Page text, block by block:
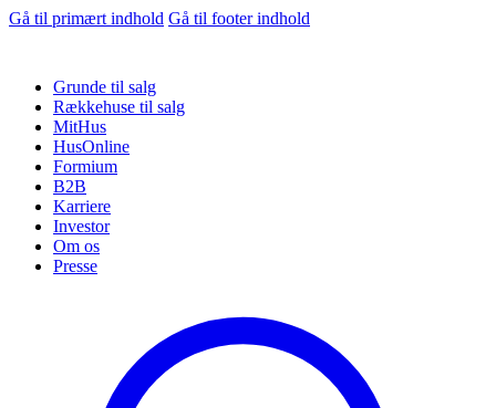
Gå til primært indhold Gå til footer indhold
Grunde til salg
Rækkehuse til salg
MitHus
HusOnline
Formium
B2B
Karriere
Investor
Om os
Presse